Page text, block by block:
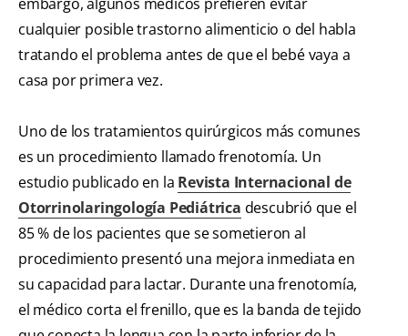
cualquier posible trastorno alimenticio o del habla
tratando el problema antes de que el bebé vaya a
casa por primera vez.
Uno de los tratamientos quirúrgicos más comunes
es un procedimiento llamado frenotomía. Un
estudio publicado en la Revista Internacional de
Otorrinolaringología Pediátrica descubrió que el
85 % de los pacientes que se sometieron al
procedimiento presentó una mejora inmediata en
su capacidad para lactar. Durante una frenotomía,
el médico corta el frenillo, que es la banda de tejido